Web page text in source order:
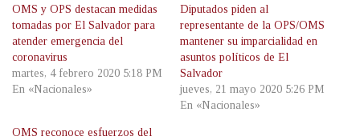
OMS y OPS destacan medidas
tomadas por El Salvador para
atender emergencia del
coronavirus
martes, 4 febrero 2020 5:18 PM
En «Nacionales»
Diputados piden al
representante de la OPS/OMS
mantener su imparcialidad en
asuntos políticos de El
Salvador
jueves, 21 mayo 2020 5:26 PM
En «Nacionales»
OMS reconoce esfuerzos del